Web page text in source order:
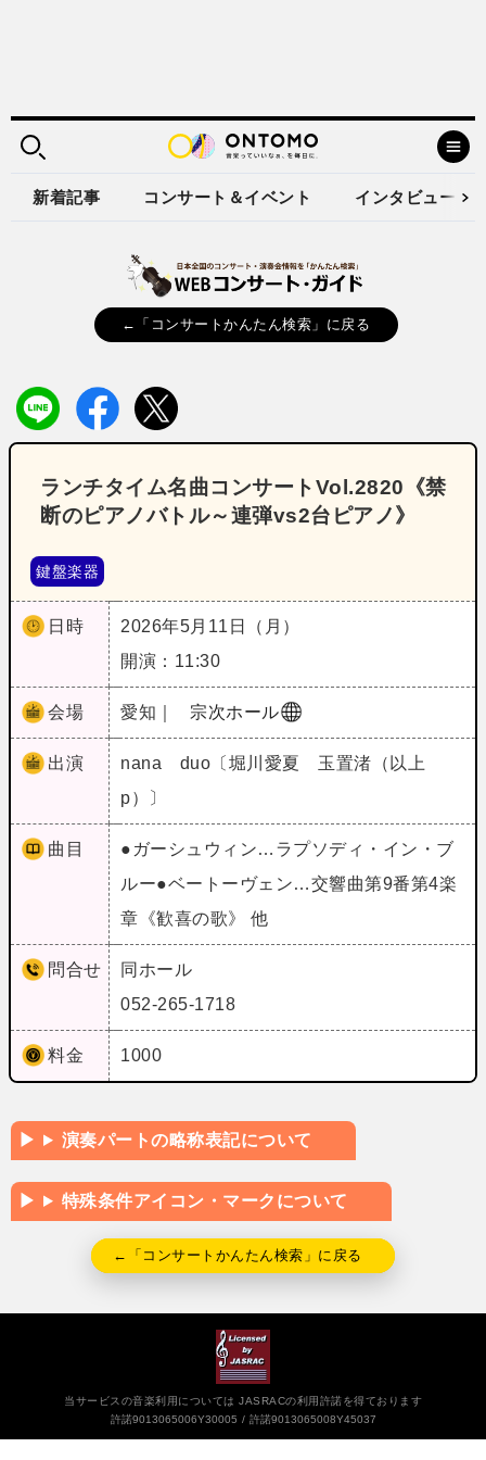
新着記事 コンサート＆イベント インタビュー
←「コンサートかんたん検索」に戻る
ランチタイム名曲コンサートVol.2820《禁
断のピアノバトル～連弾vs2台ピアノ》
鍵盤楽器
日時
2026年5月11日（月）
開演：11:30
会場 愛知｜ 宗次ホール
出演
nana duo〔堀川愛夏 玉置渚（以上
p）〕
曲目
●ガーシュウィン…ラプソディ・イン・ブ
ルー●ベートーヴェン…交響曲第9番第4楽
章《歓喜の歌》 他
問合せ
同ホール
052-265-1718
料金 1000
演奏パートの略称表記について
特殊条件アイコン・マークについて
←「コンサートかんたん検索」に戻る
当サービスの音楽利用については JASRACの利用許諾を得ております
許諾9013065006Y30005
許諾9013065008Y45037